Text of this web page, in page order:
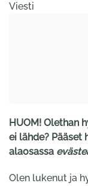
Viesti
HUOM! Olethan
ei lähde? Pääset
alaosassa
Olen lukenut ja